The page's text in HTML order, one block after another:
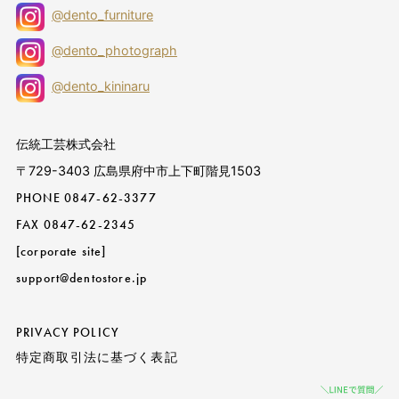
@dento_furniture
@dento_photograph
@dento_kininaru
伝統工芸株式会社
〒729-3403 広島県府中市上下町階見1503
PHONE 0847-62-3377
FAX 0847-62-2345
[corporate site]
support@dentostore.jp
PRIVACY POLICY
特定商取引法に基づく表記